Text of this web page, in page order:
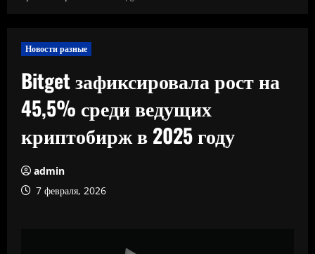
Новости разные
Bitget зафиксировала рост на
45,5% среди ведущих
криптобирж в 2025 году
admin
7 февраля, 2026